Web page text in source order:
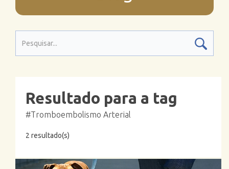
Resultado para a tag
#Tromboembolismo Arterial
2 resultado(s)